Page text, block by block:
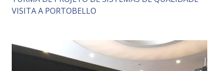
VISITA A PORTOBELLO